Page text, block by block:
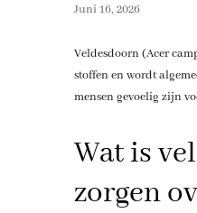
Juni 16, 2026
Veldesdoorn (Acer
stoffen en wordt
mensen gevoelig zijn
Wat is
zorgen